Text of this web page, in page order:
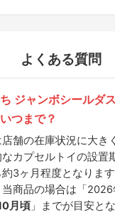
よくある質問
ち ジャンボシールダ
つまで？
舗の在庫状況に大き
カプセルトイの設置
3ヶ月程度となります
商品の場合は「2026
月頃」までが目安と